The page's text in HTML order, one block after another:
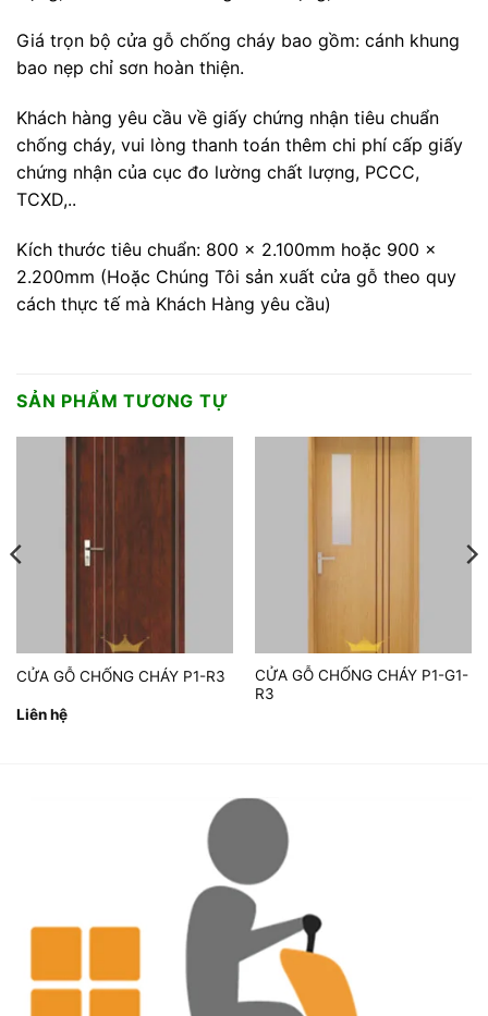
Giá trọn bộ cửa gỗ chống cháy bao gồm: cánh khung
bao nẹp chỉ sơn hoàn thiện.
Khách hàng yêu cầu về giấy chứng nhận tiêu chuẩn
chống cháy, vui lòng thanh toán thêm chi phí cấp giấy
chứng nhận của cục đo lường chất lượng, PCCC,
TCXD,..
Kích thước tiêu chuẩn: 800 x 2.100mm hoặc 900 x
2.200mm (Hoặc Chúng Tôi sản xuất cửa gỗ theo quy
cách thực tế mà Khách Hàng yêu cầu)
SẢN PHẨM TƯƠNG TỰ
CỬA GỖ CHỐNG CHÁY P1-R3
Liên hệ
CỬA GỖ CHỐNG CHÁY P1-G1-
R3